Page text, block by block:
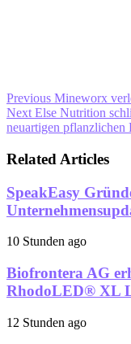
Previous Mineworx
Next Else Nutrition
neuartigen pflanzlichen
Related Articles
SpeakEasy
10 Stunden ago
Biofrontera AG
RhodoLED® XL
12 Stunden ago